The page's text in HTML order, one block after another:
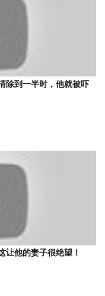
除到一半时，他就被吓
让他的妻子很绝望！